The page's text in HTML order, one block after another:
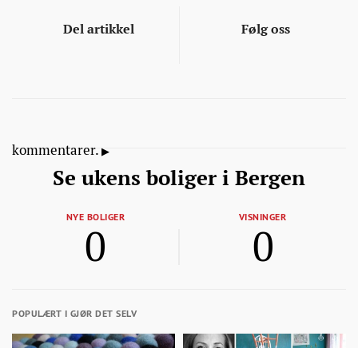
Del artikkel Følg oss
kommentarer.
Se ukens boliger i Bergen
NYE BOLIGER
0
VISNINGER
0
POPULÆRT I GJØR DET SELV